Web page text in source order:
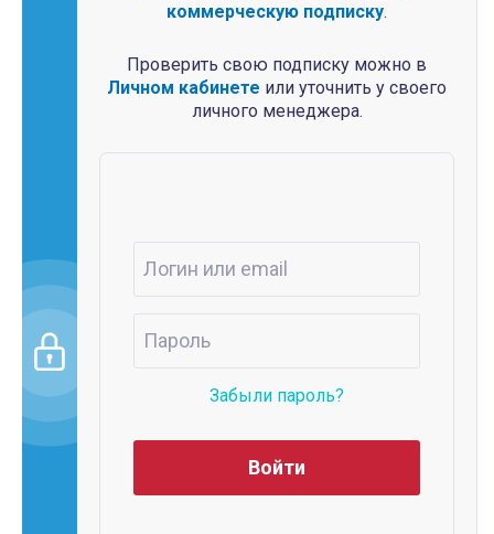
коммерческую подписку.
Проверить свою подписку можно в
Личном кабинете или уточнить у своего
личного менеджера.
Забыли пароль?